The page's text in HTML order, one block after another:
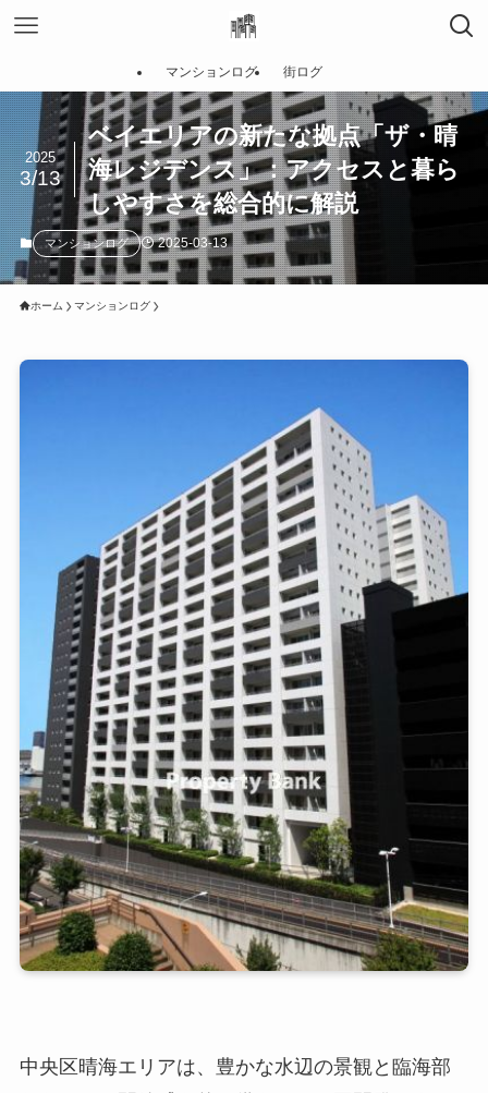
マンションログ 街ログ
ベイエリアの新たな拠点「ザ・晴
海レジデンス」：アクセスと暮ら
しやすさを総合的に解説
2025
3/13
マンションログ 2025-03-13
ホーム マンションログ
中央区晴海エリアは、豊かな水辺の景観と臨海部